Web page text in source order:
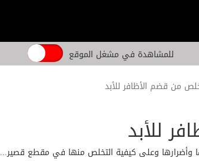
للمشاهدة في مشغل الموقع
من قضم الأظافر للأبد
للأبد
وأضرارها وعلى كيفية التخلص منها في مقطع قصير...